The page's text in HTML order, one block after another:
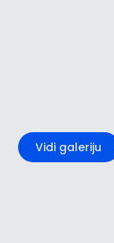
Vidi galeriju